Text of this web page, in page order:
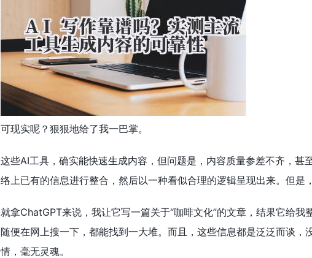
可现实呢？狠狠地给了我一巴掌。
这些AI工具，确实能快速生成内容，但问题是，内容质量参差不齐，
络上已有的信息进行整合，然后以一种看似合理的逻辑呈现出来。但是
就拿ChatGPT来说，我让它写一篇关于“咖啡文化”的文章，结果它给
随便在网上搜一下，都能找到一大堆。而且，这些信息都是泛泛而谈
情，毫无灵魂。